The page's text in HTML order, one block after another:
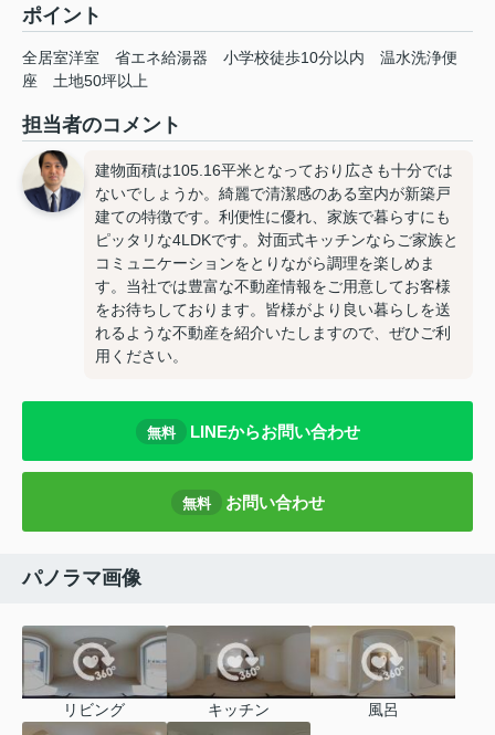
ポイント
全居室洋室 省エネ給湯器 小学校徒歩10分以内
温水洗浄便
座
土地50坪以上
担当者のコメント
建物面積は105.16平米となっており広さも十分では
ないでしょうか。綺麗で清潔感のある室内が新築戸
建ての特徴です。利便性に優れ、家族で暮らすにも
ピッタリな4LDKです。対面式キッチンならご家族と
コミュニケーションをとりながら調理を楽しめま
す。当社では豊富な不動産情報をご用意してお客様
をお待ちしております。皆様がより良い暮らしを送
れるような不動産を紹介いたしますので、ぜひご利
用ください。
無料 LINEからお問い合わせ
無料 お問い合わせ
パノラマ画像
リビング キッチン 風呂